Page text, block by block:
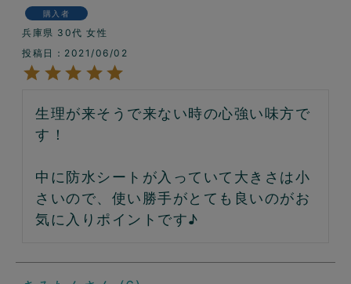
購入者
兵庫県 30代 女性
投稿日
2021/06/02
生理が来そうで来ない時の心強い味方で
す！
中に防水シートが入っていて大きさは小
さいので、使い勝手がとても良いのがお
気に入りポイントです♪